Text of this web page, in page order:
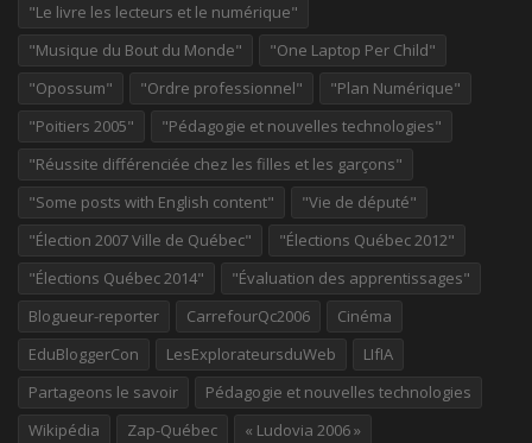
"Le livre les lecteurs et le numérique"
"Musique du Bout du Monde"
"One Laptop Per Child"
"Opossum"
"Ordre professionnel"
"Plan Numérique"
"Poitiers 2005"
"Pédagogie et nouvelles technologies"
"Réussite différenciée chez les filles et les garçons"
"Some posts with English content"
"Vie de député"
"Élection 2007 Ville de Québec"
"Élections Québec 2012"
"Élections Québec 2014"
"Évaluation des apprentissages"
Blogueur-reporter
CarrefourQc2006
Cinéma
EduBloggerCon
LesExplorateursduWeb
LIfIA
Partageons le savoir
Pédagogie et nouvelles technologies
Wikipédia
Zap-Québec
« Ludovia 2006 »